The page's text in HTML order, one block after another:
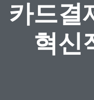
카드결
혁신